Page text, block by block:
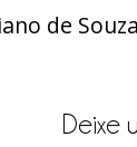
de
Deixe